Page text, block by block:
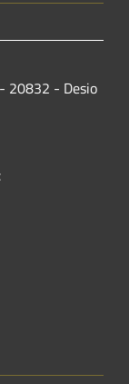
20832 - Desio